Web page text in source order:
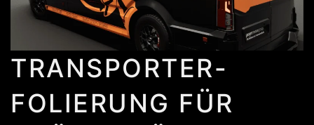
TRANSPORTER-
FOLIERUNG FÜR